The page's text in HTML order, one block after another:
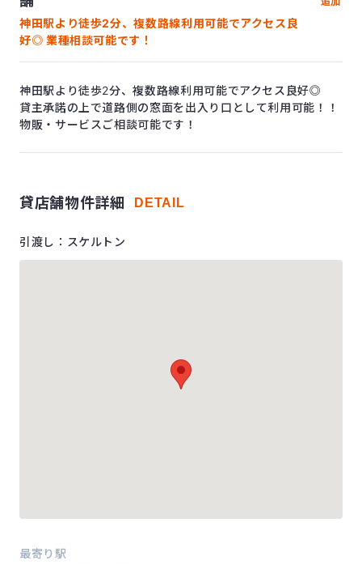
神田駅より徒歩2分、複数路線利用可能でアクセス良
好◎ 業種相談可能です！
神田駅より徒歩2分、複数路線利用可能でアクセス良好◎
貸主承諾の上で道路側の窓面を出入り口として利用可能！！
物販・サービスご相談可能です！
貸店舗物件詳細 DETAIL
引渡し：スケルトン
最寄り駅